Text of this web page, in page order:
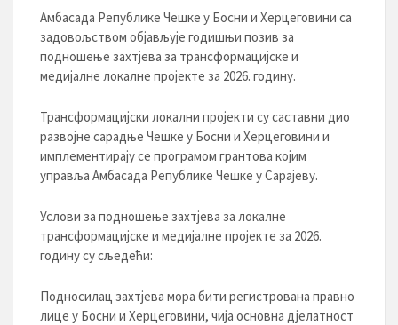
Амбасада Републике Чешке у Босни и Херцеговини са
задовољством објављује годишњи позив за
подношење захтјева за трансформацијске и
медијалне локалне пројекте за 2026. годину.
Трансформацијски локални пројекти су саставни дио
развојне сарадње Чешке у Босни и Херцеговини и
имплементирају се програмом грантова којим
управља Амбасада Републике Чешке у Сарајеву.
Услови за подношење захтјева за локалне
трансформацијске и медијалне пројекте за 2026.
годину су сљедећи:
Подносилац захтјева мора бити регистрована правно
лице у Босни и Херцеговини, чија основна дјелатност